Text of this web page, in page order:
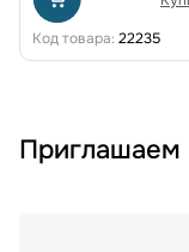
Код товара: 22235
Приглашаем